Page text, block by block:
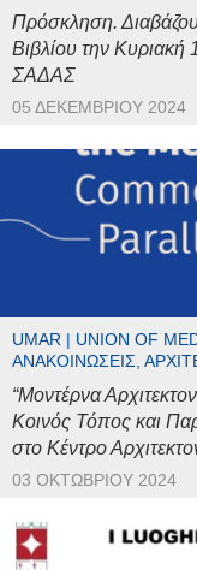
Πρόσκληση.
Βιβλίου την Κυριακή
ΣΑΔΑΣ
05 ΔΕΚΕΜΒΡΊΟΥ 2024
UMAR | UNION OF
ΑΝΑΚΟΙΝΏΣΕΙΣ,
“Μοντέρνα
Κοινός Τόπος και
στο Κέντρο
03 ΟΚΤΩΒΡΊΟΥ 2024